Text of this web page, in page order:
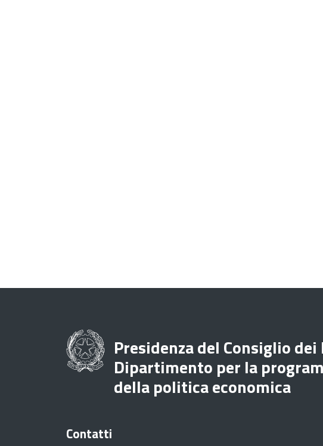
Presidenza del Consiglio
Dipartimento per la
della politica economica
Contatti